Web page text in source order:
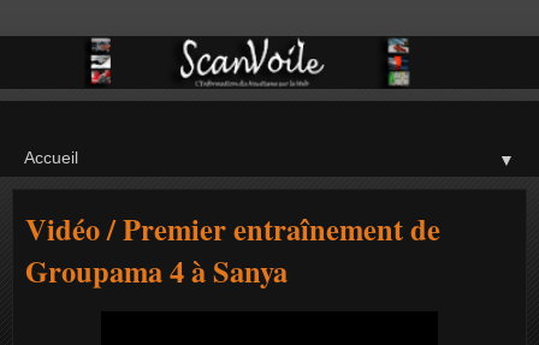
▼
Vidéo / Premier entraînement de
Groupama 4 à Sanya